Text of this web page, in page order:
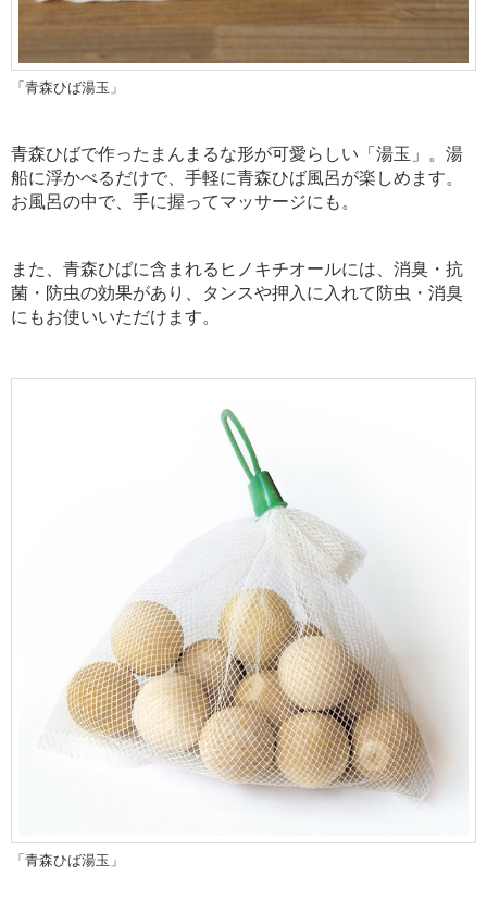
「青森ひば湯玉」
青森ひばで作ったまんまるな形が可愛らしい「湯玉」。 湯
船に浮かべるだけで、手軽に青森ひば風呂が楽しめます。
お風呂の中で、手に握ってマッサージにも。
また、青森ひばに含まれるヒノキチオールには、消臭・抗
菌・防虫の効果があり、タンスや押入に入れて防虫・消臭
にもお使いいただけます。
「青森ひば湯玉」